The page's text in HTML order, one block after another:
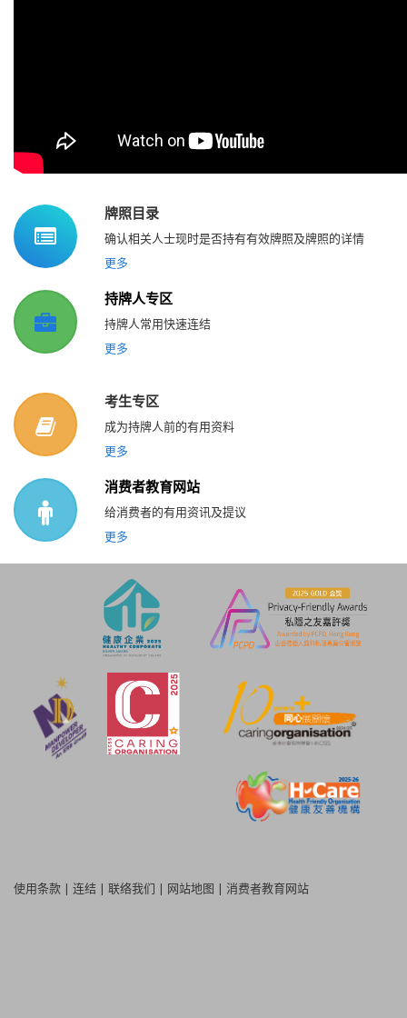
牌照目录
确认相关人士现时是否持有有效牌照及牌照的详情
更多
持牌人专区
持牌人常用快速连结
更多
考生专区
成为持牌人前的有用资料
更多
消费者教育网站
给消费者的有用资讯及提议
更多
使用条款 | 连结 | 联络我们 | 网站地图 | 消费者教育网站